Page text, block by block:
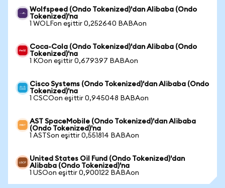
Wolfspeed (Ondo Tokenized)'dan Alibaba (Ondo
Tokenized)'na
1 WOLFon eşittir 0,252640 BABAon
Coca-Cola (Ondo Tokenized)'dan Alibaba (Ondo
Tokenized)'na
1 KOon eşittir 0,679397 BABAon
Cisco Systems (Ondo Tokenized)'dan Alibaba (Ondo
Tokenized)'na
1 CSCOon eşittir 0,945048 BABAon
AST SpaceMobile (Ondo Tokenized)'dan Alibaba
(Ondo Tokenized)'na
1 ASTSon eşittir 0,551814 BABAon
United States Oil Fund (Ondo Tokenized)'dan
Alibaba (Ondo Tokenized)'na
1 USOon eşittir 0,900122 BABAon